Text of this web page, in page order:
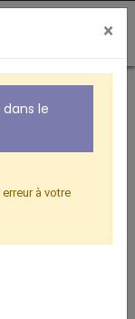
0
×
le
à votre